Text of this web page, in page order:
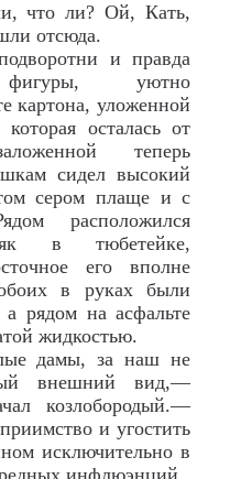
что ли? Ой, Кать,
отсюда.
и правда
уютно
картона, уложенной
осталась от
теперь
сидел высокий
сером плаще и с
расположился
в тюбетейке,
его вполне
в руках были
а рядом на асфальте
жидкостью.
дамы, за наш не
внешний вид,—
козлобородый.—
и угостить
исключительно в
инфлюэнций.